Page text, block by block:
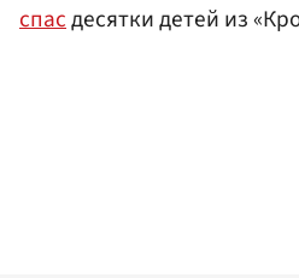
спасдесятки детей из